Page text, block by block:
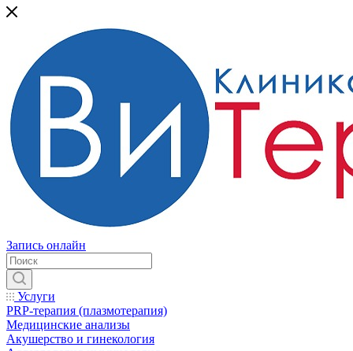
Запись онлайн
Услуги
PRP-терапия (плазмотерапия)
Медицинские анализы
Акушерство и гинекология